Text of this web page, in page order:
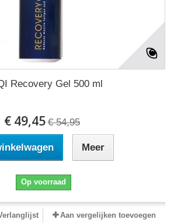
Recovery Gel 500 ml
€ 49,45 € 54,95
Meer
Op voorraad
Aan vergelijken toevoegen